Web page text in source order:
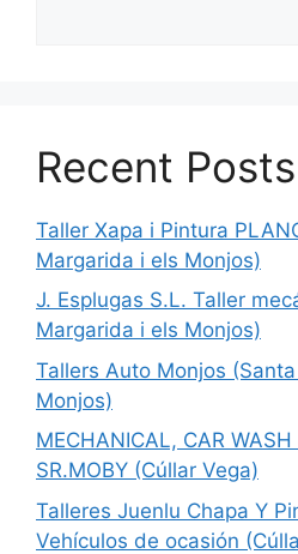
Recent Posts
Taller Xapa i Pintura
Margarida i els Monjos)
J. Esplugas S.L. Taller
Margarida i els Monjos)
Tallers Auto Monjos
Monjos)
MECHANICAL, CAR WASH
SR.MOBY (Cúllar Vega)
Talleres Juenlu Chapa Y
Vehículos de ocasión